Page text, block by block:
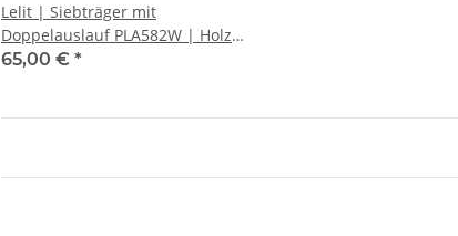
Lelit | Siebträger mit
Doppelauslauf PLA582W | Holz |
4 Siebe
65,00 € *